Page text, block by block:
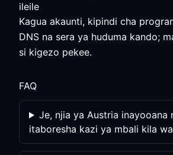
ileile
Kagua akaunti, kipindi cha
DNS na sera ya huduma kando;
si kigezo pekee.
FAQ
Je, njia ya Austria inayooana
itaboresha kazi ya mbali kila